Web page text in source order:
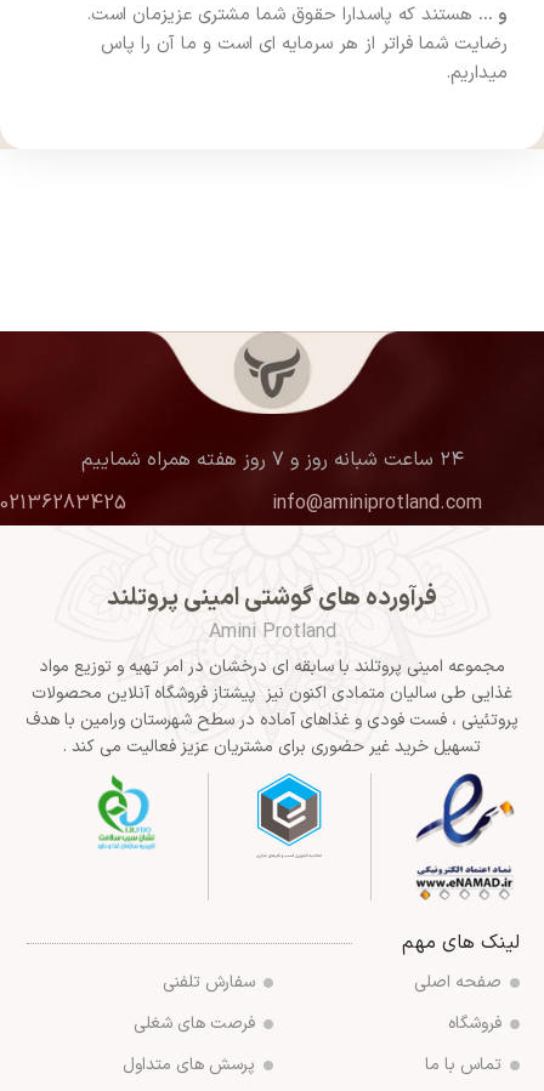
و … هستند که پاسدارا حقوق شما مشتری عزیزمان است.
رضایت شما فراتر از هر سرمایه ای است و ما آن را پاس
میداریم.
۲۴ ساعت شبانه روز و ۷ روز هفته همراه شماییم
info@aminiprotland.com
02136283425
فرآورده های گوشتی امینی پروتلند
Amini Protland
مجموعه امینی پروتلند با سابقه ای درخشان در امر تهیه و توزیع مواد
غذایی طی سالیان متمادی اکنون نیز پیشتاز فروشگاه آنلاین محصولات
پروتئینی ، فست فودی و غذاهای آماده در سطح شهرستان ورامین با هدف
تسهیل خرید غیر حضوری برای مشتریان عزیز فعالیت می کند .
لینک های مهم
صفحه اصلی
فروشگاه
تماس با ما
سفارش تلفنی
فرصت های شغلی
پرسش های متداول